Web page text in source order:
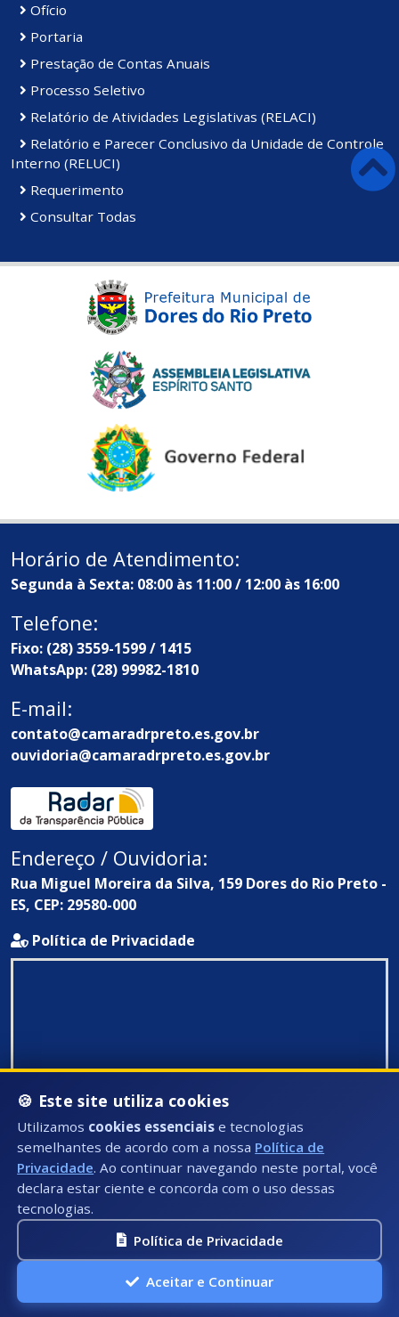
Ofício
Portaria
Prestação de Contas Anuais
Processo Seletivo
Relatório de Atividades Legislativas (RELACI)
Relatório e Parecer Conclusivo da Unidade de Controle
Interno (RELUCI)
Requerimento
Consultar Todas
Horário de Atendimento:
Segunda à Sexta: 08:00 às 11:00 / 12:00 às 16:00
Telefone:
Fixo: (28) 3559-1599 / 1415
WhatsApp: (28) 99982-1810
E-mail:
contato@camaradrpreto.es.gov.br
ouvidoria@camaradrpreto.es.gov.br
Endereço / Ouvidoria:
Rua Miguel Moreira da Silva, 159 Dores do Rio Preto -
ES, CEP: 29580-000
Política de Privacidade
Todos Direitos Reservados ©: 2026
A.P.I Soluções
🍪 Este site utiliza cookies
Utilizamos cookies essenciais e tecnologias
semelhantes de acordo com a nossa Política de
Privacidade. Ao continuar navegando neste portal, você
declara estar ciente e concorda com o uso dessas
tecnologias.
Política de Privacidade
Aceitar e Continuar